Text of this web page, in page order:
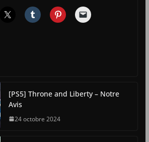
[PS5] Throne and Liberty – Notre
Avis
24 octobre 2024